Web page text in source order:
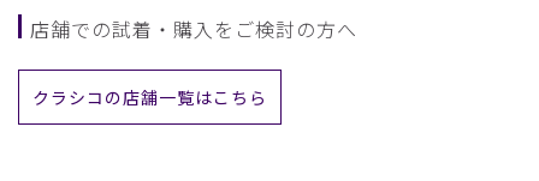
店舗での試着・購入をご検討の方へ
クラシコの店舗一覧はこちら